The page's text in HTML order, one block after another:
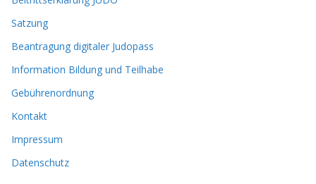
Satzung
Beantragung digitaler Judopass
Information Bildung und Teilhabe
Gebührenordnung
Kontakt
Impressum
Datenschutz